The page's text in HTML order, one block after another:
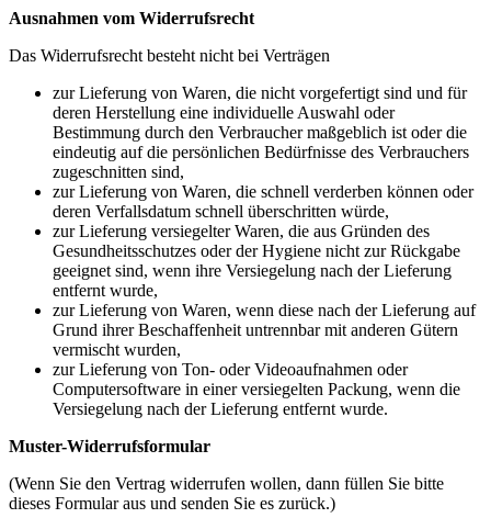
Ausnahmen vom Widerrufsrecht
Das Widerrufsrecht besteht nicht bei Verträgen
zur Lieferung von Waren, die nicht vorgefertigt sind und für
deren Herstellung eine individuelle Auswahl oder
Bestimmung durch den Verbraucher maßgeblich ist oder die
eindeutig auf die persönlichen Bedürfnisse des Verbrauchers
zugeschnitten sind,
zur Lieferung von Waren, die schnell verderben können oder
deren Verfallsdatum schnell überschritten würde,
zur Lieferung versiegelter Waren, die aus Gründen des
Gesundheitsschutzes oder der Hygiene nicht zur Rückgabe
geeignet sind, wenn ihre Versiegelung nach der Lieferung
entfernt wurde,
zur Lieferung von Waren, wenn diese nach der Lieferung auf
Grund ihrer Beschaffenheit untrennbar mit anderen Gütern
vermischt wurden,
zur Lieferung von Ton- oder Videoaufnahmen oder
Computersoftware in einer versiegelten Packung, wenn die
Versiegelung nach der Lieferung entfernt wurde.
Muster-Widerrufsformular
(Wenn Sie den Vertrag widerrufen wollen, dann füllen Sie bitte
dieses Formular aus und senden Sie es zurück.)